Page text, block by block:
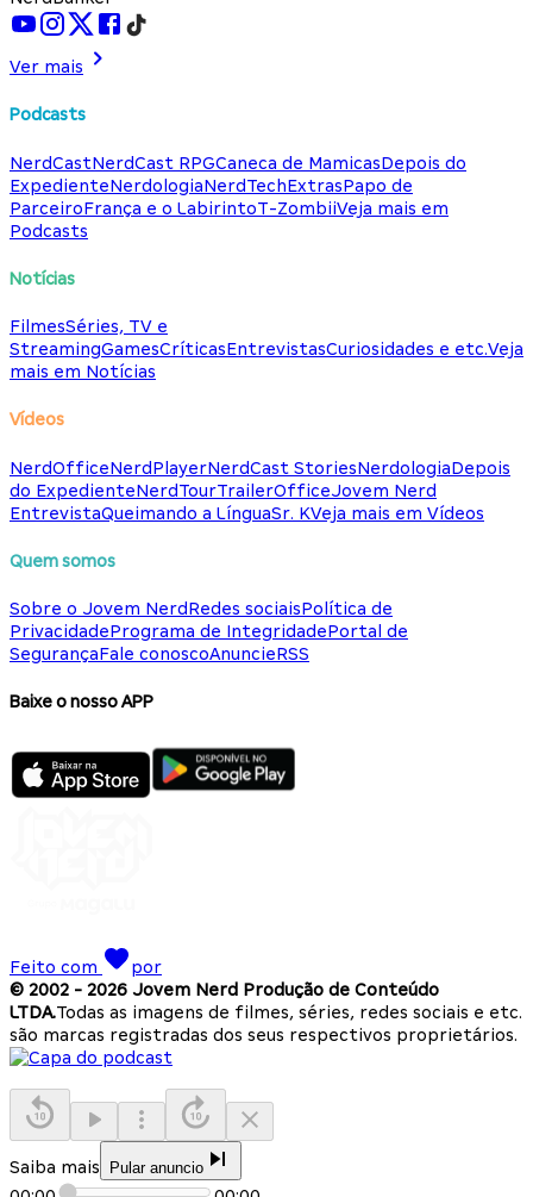
Ver mais
Podcasts
NerdCastNerdCast RPGCaneca de MamicasDepois do
ExpedienteNerdologiaNerdTechExtrasPapo de
ParceiroFrança e o LabirintoT-ZombiiVeja mais em
Podcasts
Notícias
FilmesSéries, TV e
StreamingGamesCríticasEntrevistasCuriosidades e etc.Veja
mais em Notícias
Vídeos
NerdOfficeNerdPlayerNerdCast StoriesNerdologiaDepois
do ExpedienteNerdTourTrailerOfficeJovem Nerd
EntrevistaQueimando a LínguaSr. KVeja mais em Vídeos
Quem somos
Sobre o Jovem NerdRedes sociaisPolítica de
PrivacidadePrograma de IntegridadePortal de
SegurançaFale conoscoAnuncieRSS
Baixe o nosso APP
Feito com
por
© 2002 - 2026 Jovem Nerd Produção de Conteúdo
LTDA.Todas as imagens de filmes, séries, redes sociais e etc.
são marcas registradas dos seus respectivos proprietários.
Saiba mais Pular anuncio